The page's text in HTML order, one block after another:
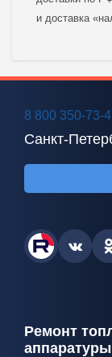
и доставка
8 800 350-73-
Санкт-
Ремонт
аппаратуры